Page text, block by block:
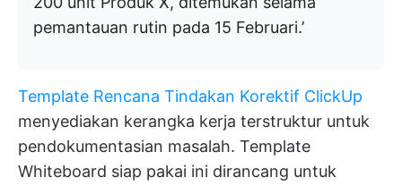
pemantauan rutin pada 15 Februari.’
Template Rencana Tindakan Korektif ClickUp
menyediakan kerangka kerja terstruktur untuk
pendokumentasian masalah. Template
Whiteboard siap pakai ini dirancang untuk